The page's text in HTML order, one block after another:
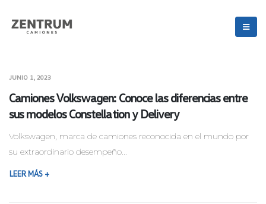
Camiones Volkswagen: Conoce las diferencias entre
sus modelos Constellation y Delivery
JUNIO 1, 2023
Volkswagen, marca de camiones reconocida en el mundo por
su extraordinario desempeño...
LEER MÁS +